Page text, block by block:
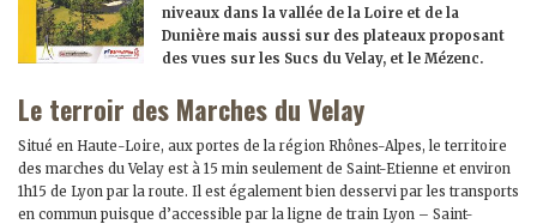
niveaux dans la vallée de la Loire et de la
Dunière mais aussi sur des plateaux proposant
des vues sur les Sucs du Velay, et le Mézenc.
Le terroir des Marches du Velay
Situé en Haute-Loire, aux portes de la région Rhônes-Alpes, le territoire
des marches du Velay est à 15 min seulement de Saint-Etienne et environ
1h15 de Lyon par la route. Il est également bien desservi par les transports
en commun puisque d’accessible par la ligne de train Lyon – Saint-